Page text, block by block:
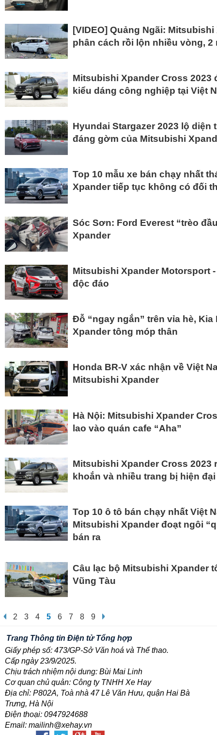
[VIDEO] Quảng Ngãi:
phân cách rồi lộn nhiều vòng,
Mitsubishi Xpander Cross
kiểu dáng công nghiệp tại Việt
Hyundai Stargazer 2023 lộ
đáng gờm của Mitsubishi
Top 10 mẫu xe bán chạy nhất
Xpander tiếp tục không có đối
Sóc Sơn: Ford Everest “trèo
Xpander
Mitsubishi Xpander Motorsport
độc đáo
Đỗ “ngay ngắn” trên vỉa hè,
Xpander tông móp thân
Honda BR-V xác nhận về Việt
Mitsubishi Xpander
Hà Nội: Mitsubishi Xpander
lao vào quán cafe “Aha”
Mitsubishi Xpander Cross 2023
khoắn và nhiều trang bị hiện
Top 10 ô tô bán chạy nhất Việt
Mitsubishi Xpander đoạt ngôi
bán ra
Câu lạc bộ Mitsubishi Xpander
Vũng Tàu
2 3 4 5 6 7 8 9
Trang Thông tin Điện tử Tổng hợp
Giấy phép số: 473/GP-Sở Văn hoá và Thể thao.
Cấp ngày 23/9/2025.
Chịu trách nhiệm nội dung: Bùi Mai Linh
Cơ quan chủ quản: Công ty TNHH Xe Hay
Địa chỉ: P802A, Toà nhà 47 Lê Văn Hưu, quận Hai Bà
Trưng, Hà Nội
Điện thoại: 0947924688
Email: mailinh@xehay.vn